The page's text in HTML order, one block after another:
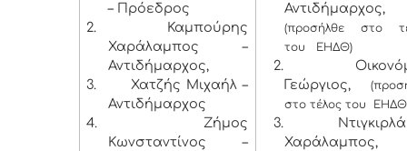
– Πρόεδρος
2.
Καμπούρης
Χαράλαμπος –
Αντιδήμαρχος,
3.
Χατζής Μιχαήλ –
Αντιδήμαρχος
4.
Ζήμος
Κωνσταντίνος –
Αντιδήμαρχος,
(προσήλθε στο
του ΕΗΔΘ)
2.
Γεώργιος,
στο τέλος του
3.
Χαράλαμπος,